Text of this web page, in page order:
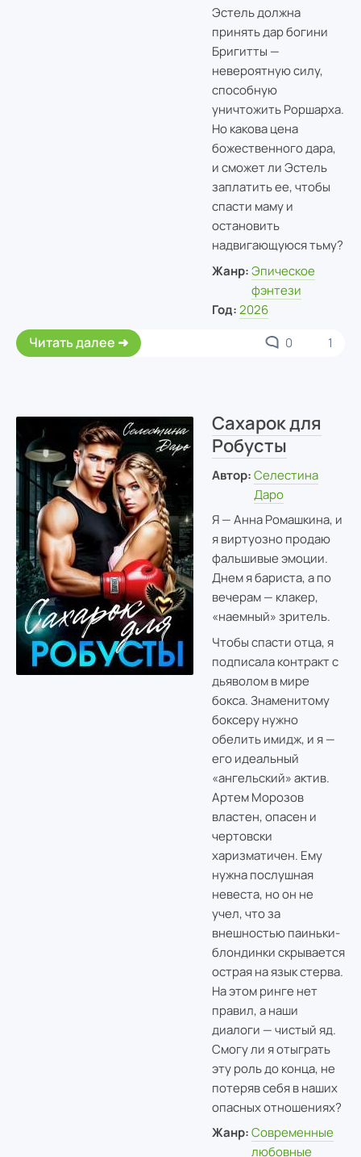
Эстель должна
принять дар богини
Бригитты —
невероятную силу,
способную
уничтожить Роршарха.
Но какова цена
божественного дара,
и сможет ли Эстель
заплатить ее, чтобы
спасти маму и
остановить
надвигающуюся тьму?
Жанр: Эпическое
фэнтези
Год: 2026
Читать далее 0 1
Сахарок для
Робусты
Автор: Селестина
Даро
Я — Анна Ромашкина, и
я виртуозно продаю
фальшивые эмоции.
Днем я бариста, а по
вечерам — клакер,
«наемный» зритель.
Чтобы спасти отца, я
подписала контракт с
дьяволом в мире
бокса. Знаменитому
боксеру нужно
обелить имидж, и я —
его идеальный
«ангельский» актив.
Артем Морозов
властен, опасен и
чертовски
харизматичен. Ему
нужна послушная
невеста, но он не
учел, что за
внешностью паиньки-
блондинки скрывается
острая на язык стерва.
На этом ринге нет
правил, а наши
диалоги — чистый яд.
Смогу ли я отыграть
эту роль до конца, не
потеряв себя в наших
опасных отношениях?
Жанр: Современные
любовные